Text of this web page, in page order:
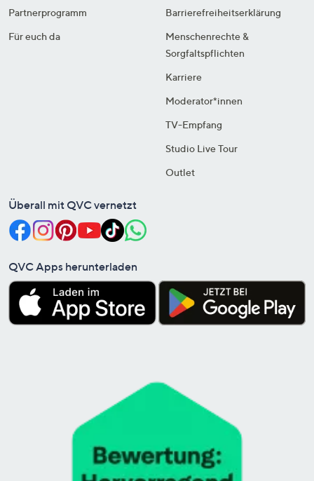
Partnerprogramm
Für euch da
Barrierefreiheitserklärung
Menschenrechte &
Sorgfaltspflichten
Karriere
Moderator*innen
TV-Empfang
Studio Live Tour
Outlet
Überall mit QVC vernetzt
QVC Apps herunterladen